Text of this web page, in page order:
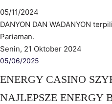
05/11/2024
DANYON DAN WADANYON
Pariaman.
Senin, 21 Oktober 2024
05/06/2025
ENERGY CASINO
NAJLEPSZE ENERGY